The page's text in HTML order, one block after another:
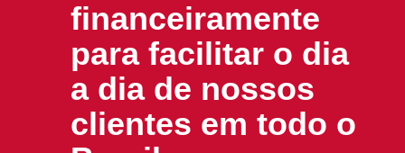
financeiramente
para facilitar o dia
a dia de nossos
clientes em todo o